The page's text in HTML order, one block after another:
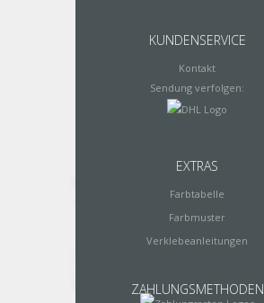
KUNDENSERVICE
Kontakt
Sendung verfolgen:
EXTRAS
Farbtabelle
Farbmuster
Verklebeanleitungen
ZAHLUNGSMETHODEN